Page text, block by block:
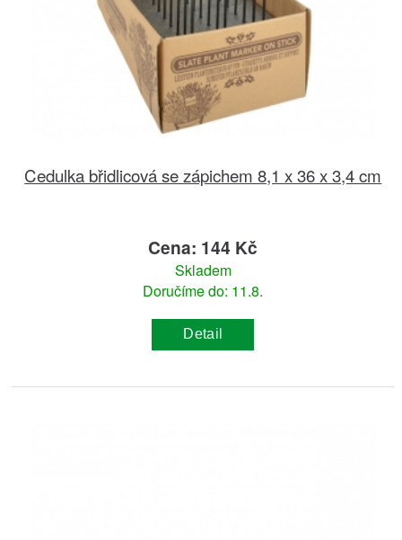
Cedulka břidlicová se zápichem 8,1 x 36 x 3,4 cm
Cena: 144 Kč
Skladem
Doručíme do: 11.8.
Detail